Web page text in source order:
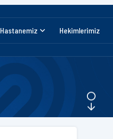
Hastanemiz Hekimlerimiz